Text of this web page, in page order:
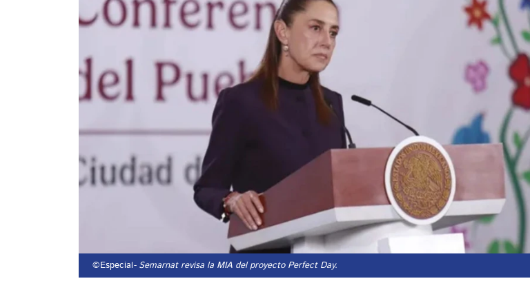
©Especial- Semarnat revisa la MIA del proyecto Perfect Day.